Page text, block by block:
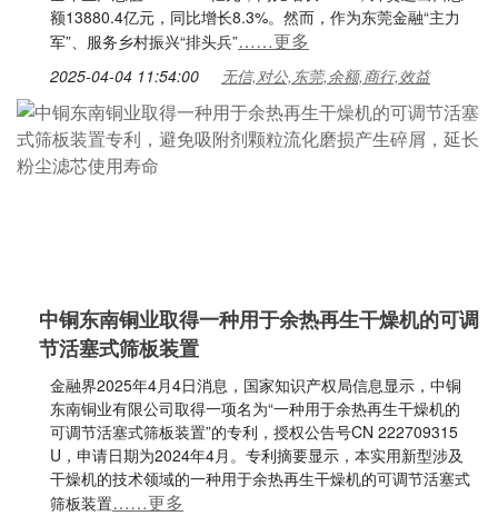
额13880.4亿元，同比增长8.3%。然而，作为东莞金融“主力
军”、服务乡村振兴“排头兵”……更多
2025-04-04 11:54:00 无信,对公,东莞,余额,商行,效益
中铜东南铜业取得一种用于余热再生干燥机的可调
节活塞式筛板装置
金融界2025年4月4日消息，国家知识产权局信息显示，中铜
东南铜业有限公司取得一项名为“一种用于余热再生干燥机的
可调节活塞式筛板装置”的专利，授权公告号CN 222709315
U，申请日期为2024年4月。专利摘要显示，本实用新型涉及
干燥机的技术领域的一种用于余热再生干燥机的可调节活塞式
筛板装置……更多